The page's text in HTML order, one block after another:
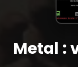
Metal :